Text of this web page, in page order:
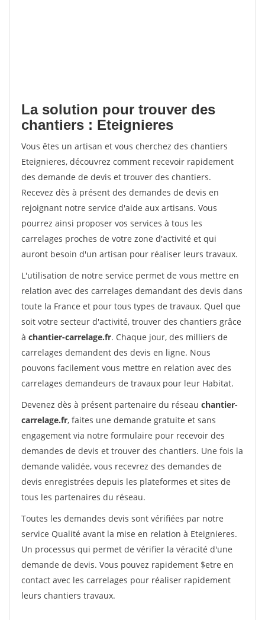
La solution pour trouver des
chantiers : Eteignieres
Vous êtes un artisan et vous cherchez des chantiers
Eteignieres, découvrez comment recevoir rapidement
des demande de devis et trouver des chantiers.
Recevez dès à présent des demandes de devis en
rejoignant notre service d'aide aux artisans. Vous
pourrez ainsi proposer vos services à tous les
carrelages proches de votre zone d'activité et qui
auront besoin d'un artisan pour réaliser leurs travaux.
L'utilisation de notre service permet de vous mettre en
relation avec des carrelages demandant des devis dans
toute la France et pour tous types de travaux. Quel que
soit votre secteur d'activité, trouver des chantiers grâce
à chantier-carrelage.fr. Chaque jour, des milliers de
carrelages demandent des devis en ligne. Nous
pouvons facilement vous mettre en relation avec des
carrelages demandeurs de travaux pour leur Habitat.
Devenez dès à présent partenaire du réseau chantier-
carrelage.fr, faites une demande gratuite et sans
engagement via notre formulaire pour recevoir des
demandes de devis et trouver des chantiers. Une fois la
demande validée, vous recevrez des demandes de
devis enregistrées depuis les plateformes et sites de
tous les partenaires du réseau.
Toutes les demandes devis sont vérifiées par notre
service Qualité avant la mise en relation à Eteignieres.
Un processus qui permet de vérifier la véracité d'une
demande de devis. Vous pouvez rapidement $etre en
contact avec les carrelages pour réaliser rapidement
leurs chantiers travaux.